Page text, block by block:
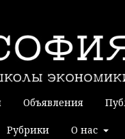
Объявления
Рубрики О нас